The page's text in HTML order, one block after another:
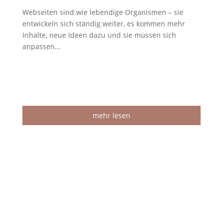
Webseiten sind wie lebendige Organismen – sie
entwickeln sich ständig weiter, es kommen mehr
Inhalte, neue Ideen dazu und sie müssen sich
anpassen...
mehr lesen